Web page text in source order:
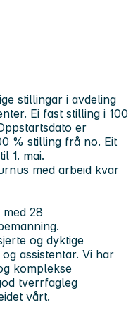
stillingar i avdeling
Ei fast stilling i 100
er
% stilling frå no. Eit
1. mai.
med arbeid kvar
28
og dyktige
assistentar. Vi har
komplekse
tverrfagleg
vårt.